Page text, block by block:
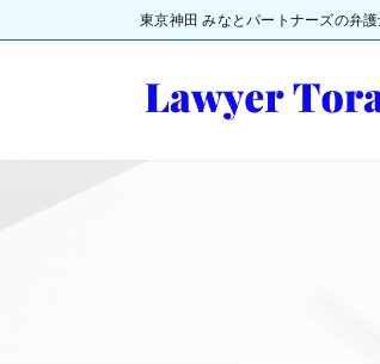
東京神田 みなとパートナーズの弁